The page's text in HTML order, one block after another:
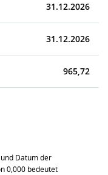
31.12.2026
31.12.2026
965,72
Datum der
0,000 bedeutet